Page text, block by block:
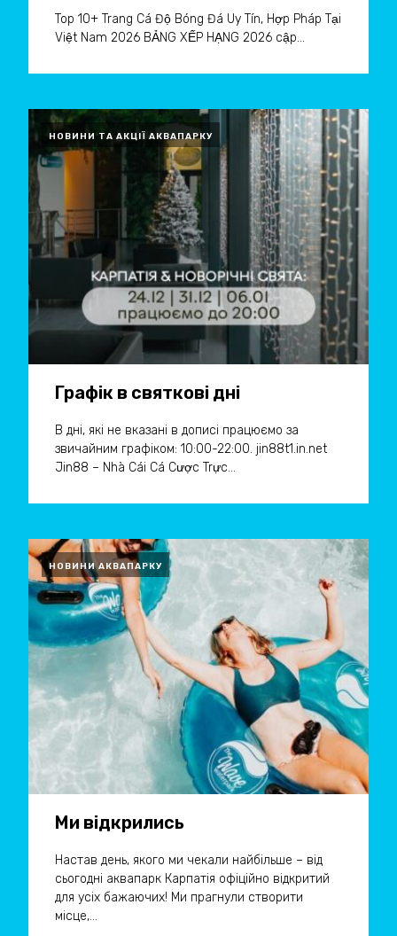
Top 10+ Trang Cá Độ Bóng Đá Uy Tín, Hợp Pháp Tại
Việt Nam 2026 BẢNG XẾP HẠNG 2026 cập...
Графік в святкові дні
НОВИНИ ТА АКЦІЇ АКВАПАРКУ
В дні, які не вказані в дописі працюємо за
звичайним графіком: 10:00-22:00. jin88t1.in.net
Jin88 – Nhà Cái Cá Cược Trực...
Ми відкрились
НОВИНИ АКВАПАРКУ
Настав день, якого ми чекали найбільше – від
сьогодні аквапарк Карпатія офіційно відкритий
для усіх бажаючих! Ми прагнули створити
місце,...